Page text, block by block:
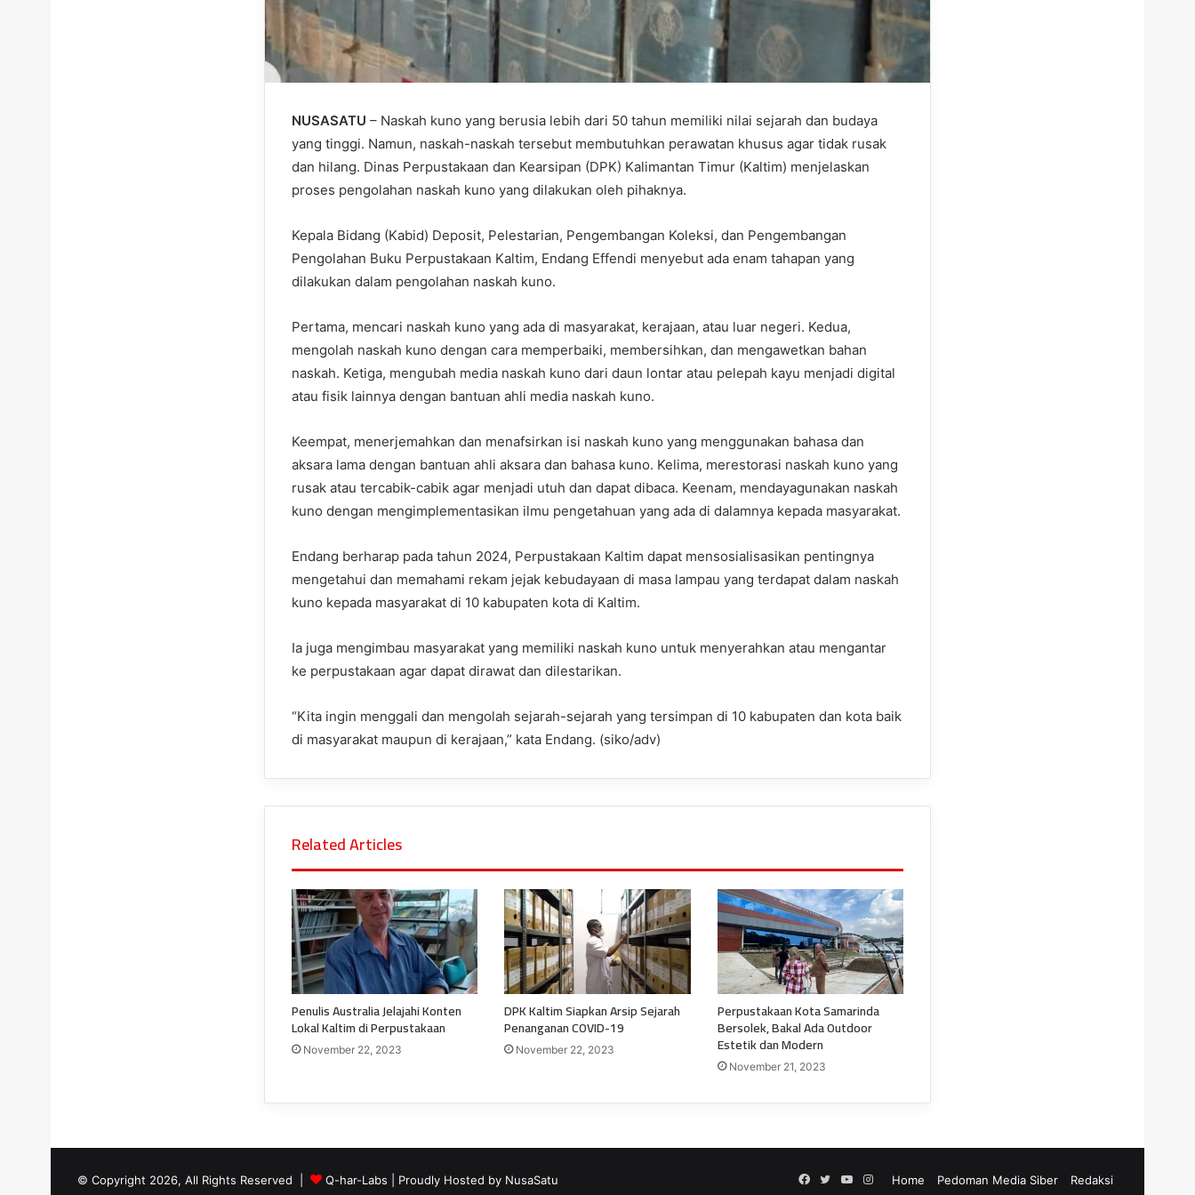
NUSASATU – Naskah kuno yang berusia lebih dari 50 tahun memiliki nilai sejarah dan budaya
yang tinggi. Namun, naskah-naskah tersebut membutuhkan perawatan khusus agar tidak rusak
dan hilang. Dinas Perpustakaan dan Kearsipan (DPK) Kalimantan Timur (Kaltim) menjelaskan
proses pengolahan naskah kuno yang dilakukan oleh pihaknya.
Kepala Bidang (Kabid) Deposit, Pelestarian, Pengembangan Koleksi, dan Pengembangan
Pengolahan Buku Perpustakaan Kaltim, Endang Effendi menyebut ada enam tahapan yang
dilakukan dalam pengolahan naskah kuno.
Pertama, mencari naskah kuno yang ada di masyarakat, kerajaan, atau luar negeri. Kedua,
mengolah naskah kuno dengan cara memperbaiki, membersihkan, dan mengawetkan bahan
naskah. Ketiga, mengubah media naskah kuno dari daun lontar atau pelepah kayu menjadi digital
atau fisik lainnya dengan bantuan ahli media naskah kuno.
Keempat, menerjemahkan dan menafsirkan isi naskah kuno yang menggunakan bahasa dan
aksara lama dengan bantuan ahli aksara dan bahasa kuno. Kelima, merestorasi naskah kuno yang
rusak atau tercabik-cabik agar menjadi utuh dan dapat dibaca. Keenam, mendayagunakan naskah
kuno dengan mengimplementasikan ilmu pengetahuan yang ada di dalamnya kepada masyarakat.
Endang berharap pada tahun 2024, Perpustakaan Kaltim dapat mensosialisasikan pentingnya
mengetahui dan memahami rekam jejak kebudayaan di masa lampau yang terdapat dalam naskah
kuno kepada masyarakat di 10 kabupaten kota di Kaltim.
Ia juga mengimbau masyarakat yang memiliki naskah kuno untuk menyerahkan atau mengantar
ke perpustakaan agar dapat dirawat dan dilestarikan.
“Kita ingin menggali dan mengolah sejarah-sejarah yang tersimpan di 10 kabupaten dan kota baik
di masyarakat maupun di kerajaan,” kata Endang. (siko/adv)
Related Articles
Penulis Australia Jelajahi Konten
Lokal Kaltim di Perpustakaan
November 22, 2023
DPK Kaltim Siapkan Arsip Sejarah
Penanganan COVID-19
November 22, 2023
Perpustakaan Kota Samarinda
Bersolek, Bakal Ada Outdoor
Estetik dan Modern
November 21, 2023
© Copyright 2026, All Rights Reserved | Q-har-Labs | Proudly Hosted by NusaSatu Home Pedoman Media Siber Redaksi
Facebook
TwitterYouTube
Instagram